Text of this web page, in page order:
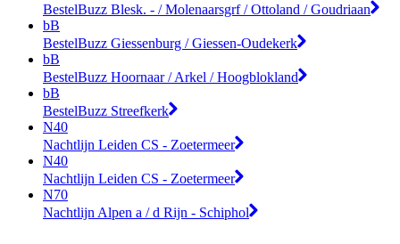
BestelBuzz Blesk. - / Molenaarsgrf / Ottoland / Goudriaan
bB
BestelBuzz Giessenburg / Giessen-Oudekerk
bB
BestelBuzz Hoornaar / Arkel / Hoogblokland
bB
BestelBuzz Streefkerk
N40
Nachtlijn Leiden CS - Zoetermeer
N40
Nachtlijn Leiden CS - Zoetermeer
N70
Nachtlijn Alpen a / d Rijn - Schiphol